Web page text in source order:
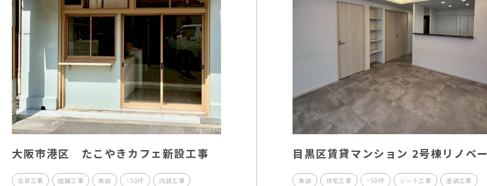
大阪市港区 たこやきカフェ新設工事
左官工事 店舗工事 美装 ~50坪 内装工事
目黒区賃貸マンション 2号棟リノベー
美装 住宅工事 ~50坪 シート工事 塗装工事